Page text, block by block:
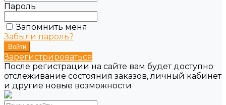
Пароль
Запомнить меня
Забыли пароль?
Зарегистрироваться
После регистрации на сайте вам будет доступно
отслеживание состояния заказов, личный кабинет
и другие новые возможности